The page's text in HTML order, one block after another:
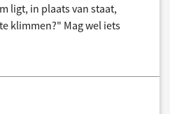
ligt, in plaats van staat,
klimmen?" Mag wel iets